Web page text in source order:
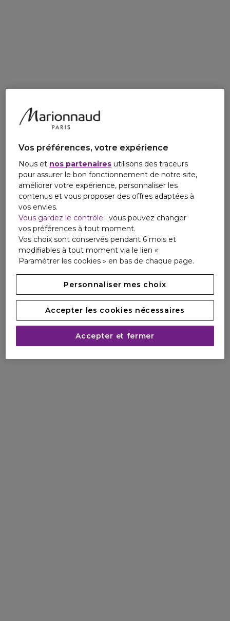
Vos préférences, votre expérience
Nous et nos partenaires utilisons des traceurs
pour assurer le bon fonctionnement de notre site,
améliorer votre expérience, personnaliser les
contenus et vous proposer des offres adaptées à
vos envies.
Vous gardez le contrôle : vous pouvez changer
vos préférences à tout moment.
Vos choix sont conservés pendant 6 mois et
modifiables à tout moment via le lien «
Paramétrer les cookies » en bas de chaque page.
Personnaliser mes choix
Accepter les cookies nécessaires
Accepter et fermer